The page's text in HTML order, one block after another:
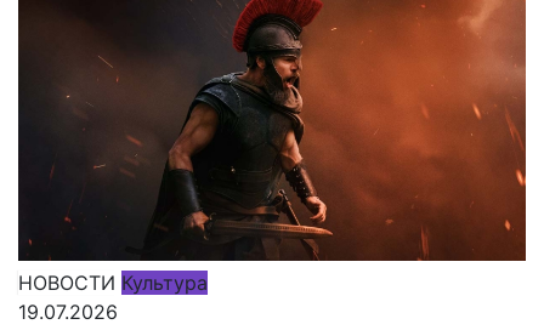
НОВОСТИ Культура
19.07.2026